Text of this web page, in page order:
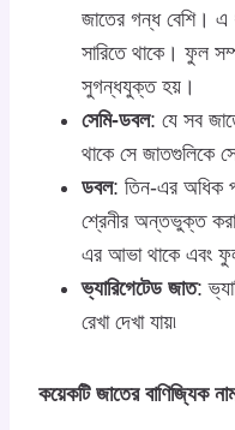
জাতের গন্ধ বেশি। এ
সারিতে থাকে। ফুল
সুগন্ধযুক্ত হয়।
সেমি-ডবল: যে সব
থাকে সে জাতগুলিকে
ডবল: তিন-এর অধিক
শ্রেনীর অন্তভুক্ত করা
এর আভা থাকে এবং
ভ্যারিগেটেড জাত:
রেখা দেখা যায়৷
কয়েকটি জাতের বাণিজ্যিক